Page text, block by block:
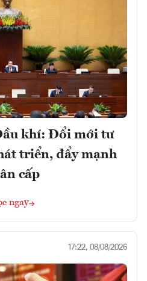
khí: Đổi mới tư
triển, đẩy mạnh
cấp
ngay
17:22, 08/08/2026